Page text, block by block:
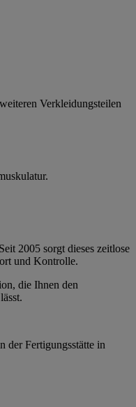
Verkleidungsteilen
2005 sorgt dieses zeitlose
und Kontrolle.
die Ihnen den
der Fertigungsstätte in